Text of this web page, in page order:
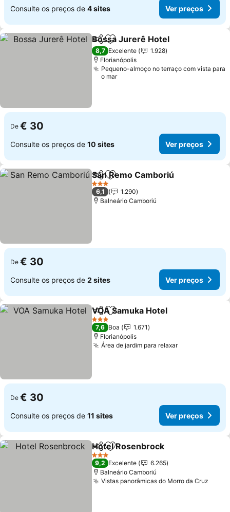
Consulte os preços de 4 sites Ver preços
PartilharAdicionar aos favoritos
Bossa Jurerê Hotel
8,7 Excelente
1.928
Florianópolis
Pequeno-almoço no terraço com vista para
o mar
De € 30
Consulte os preços de 10 sites Ver preços
PartilharAdicionar aos favoritos
San Remo Camboriú
3 Estrelas
6,1
1.290
Balneário Camboriú
De € 30
Consulte os preços de 2 sites Ver preços
PartilharAdicionar aos favoritos
VOA Samuka Hotel
3 Estrelas
7,6 Boa
1.671
Florianópolis
Área de jardim para relaxarVer preços
De € 30
Consulte os preços de 11 sites Ver preços
PartilharAdicionar aos favoritos
Hotel Rosenbrock
3 Estrelas
9,2 Excelente
6.265
Balneário Camboriú
Vistas panorâmicas do Morro da Cruz